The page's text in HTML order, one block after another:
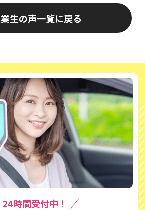
生の声一覧に戻る
24時間受付中！